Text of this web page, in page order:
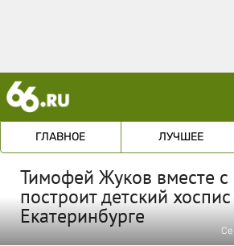
ГЛАВНОЕ ЛУЧШЕЕ
Тимофей Жуков вместе с
построит детский
Екатеринбурге